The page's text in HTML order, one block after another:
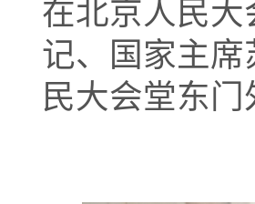
在北京人民
记、国家主
民大会堂东